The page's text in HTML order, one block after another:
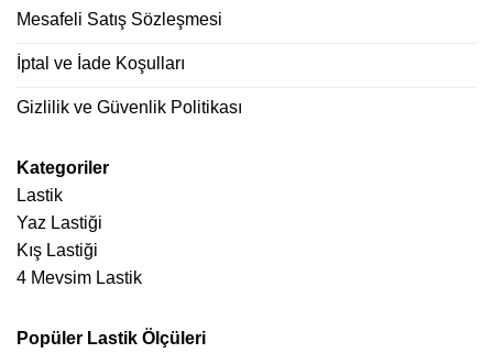
Mesafeli Satış Sözleşmesi
İptal ve İade Koşulları
Gizlilik ve Güvenlik Politikası
Kategoriler
Lastik
Yaz Lastiği
Kış Lastiği
4 Mevsim Lastik
Popüler Lastik Ölçüleri